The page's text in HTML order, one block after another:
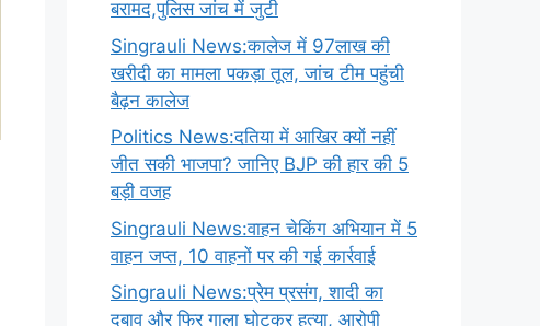
बरामद,पुलिस जांच में जुटी
Singrauli News:कालेज में 97लाख की
खरीदी का मामला पकड़ा तूल, जांच टीम पहुंची
बैढ़न कालेज
Politics News:दतिया में आखिर क्यों नहीं
जीत सकी भाजपा? जानिए BJP की हार की 5
बड़ी वजह
Singrauli News:वाहन चेकिंग अभियान में 5
वाहन जप्त, 10 वाहनों पर की गई कार्रवाई
Singrauli News:प्रेम प्रसंग, शादी का
दबाव और फिर गाला घोटकर हत्या, आरोपी